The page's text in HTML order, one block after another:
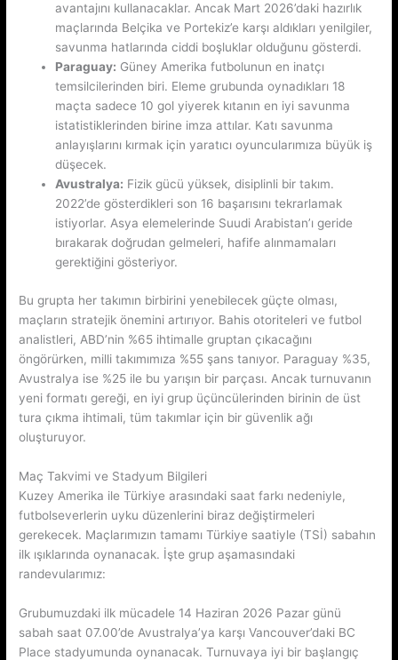
avantajını kullanacaklar. Ancak Mart 2026’daki hazırlık
maçlarında Belçika ve Portekiz’e karşı aldıkları yenilgiler,
savunma hatlarında ciddi boşluklar olduğunu gösterdi.
Paraguay: Güney Amerika futbolunun en inatçı
temsilcilerinden biri. Eleme grubunda oynadıkları 18
maçta sadece 10 gol yiyerek kıtanın en iyi savunma
istatistiklerinden birine imza attılar. Katı savunma
anlayışlarını kırmak için yaratıcı oyuncularımıza büyük iş
düşecek.
Avustralya: Fizik gücü yüksek, disiplinli bir takım.
2022’de gösterdikleri son 16 başarısını tekrarlamak
istiyorlar. Asya elemelerinde Suudi Arabistan’ı geride
bırakarak doğrudan gelmeleri, hafife alınmamaları
gerektiğini gösteriyor.
Bu grupta her takımın birbirini yenebilecek güçte olması,
maçların stratejik önemini artırıyor. Bahis otoriteleri ve futbol
analistleri, ABD’nin %65 ihtimalle gruptan çıkacağını
öngörürken, milli takımımıza %55 şans tanıyor. Paraguay %35,
Avustralya ise %25 ile bu yarışın bir parçası. Ancak turnuvanın
yeni formatı gereği, en iyi grup üçüncülerinden birinin de üst
tura çıkma ihtimali, tüm takımlar için bir güvenlik ağı
oluşturuyor.
Maç Takvimi ve Stadyum Bilgileri
Kuzey Amerika ile Türkiye arasındaki saat farkı nedeniyle,
futbolseverlerin uyku düzenlerini biraz değiştirmeleri
gerekecek. Maçlarımızın tamamı Türkiye saatiyle (TSİ) sabahın
ilk ışıklarında oynanacak. İşte grup aşamasındaki
randevularımız:
Grubumuzdaki ilk mücadele 14 Haziran 2026 Pazar günü
sabah saat 07.00’de Avustralya’ya karşı Vancouver’daki BC
Place stadyumunda oynanacak. Turnuvaya iyi bir başlangıç